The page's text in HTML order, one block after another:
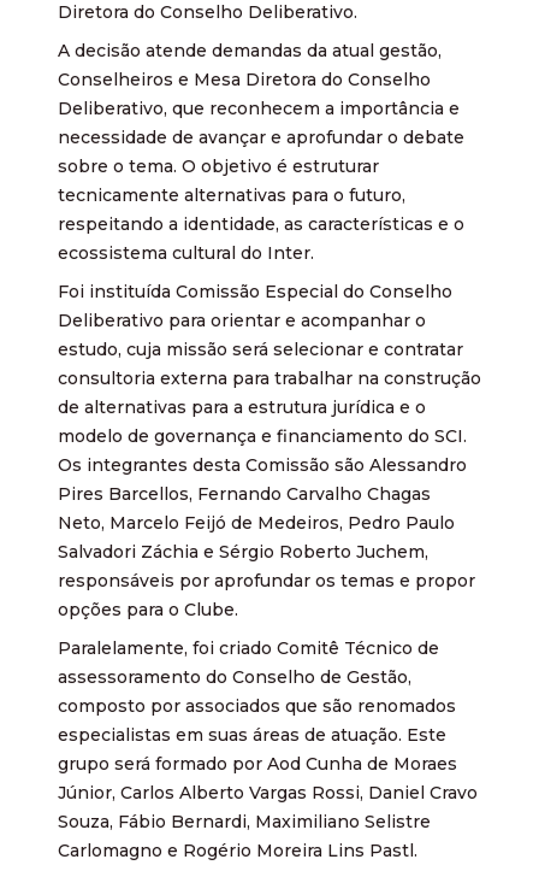
Diretora do Conselho Deliberativo.
A decisão atende demandas da atual gestão,
Conselheiros e Mesa Diretora do Conselho
Deliberativo, que reconhecem a importância e
necessidade de avançar e aprofundar o debate
sobre o tema. O objetivo é estruturar
tecnicamente alternativas para o futuro,
respeitando a identidade, as características e o
ecossistema cultural do Inter.
Foi instituída Comissão Especial do Conselho
Deliberativo para orientar e acompanhar o
estudo, cuja missão será selecionar e contratar
consultoria externa para trabalhar na construção
de alternativas para a estrutura jurídica e o
modelo de governança e financiamento do SCI.
Os integrantes desta Comissão são Alessandro
Pires Barcellos, Fernando Carvalho Chagas
Neto, Marcelo Feijó de Medeiros, Pedro Paulo
Salvadori Záchia e Sérgio Roberto Juchem,
responsáveis por aprofundar os temas e propor
opções para o Clube.
Paralelamente, foi criado Comitê Técnico de
assessoramento do Conselho de Gestão,
composto por associados que são renomados
especialistas em suas áreas de atuação. Este
grupo será formado por Aod Cunha de Moraes
Júnior, Carlos Alberto Vargas Rossi, Daniel Cravo
Souza, Fábio Bernardi, Maximiliano Selistre
Carlomagno e Rogério Moreira Lins Pastl.